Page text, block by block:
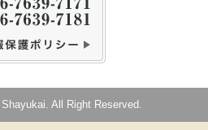
All Right Reserved.